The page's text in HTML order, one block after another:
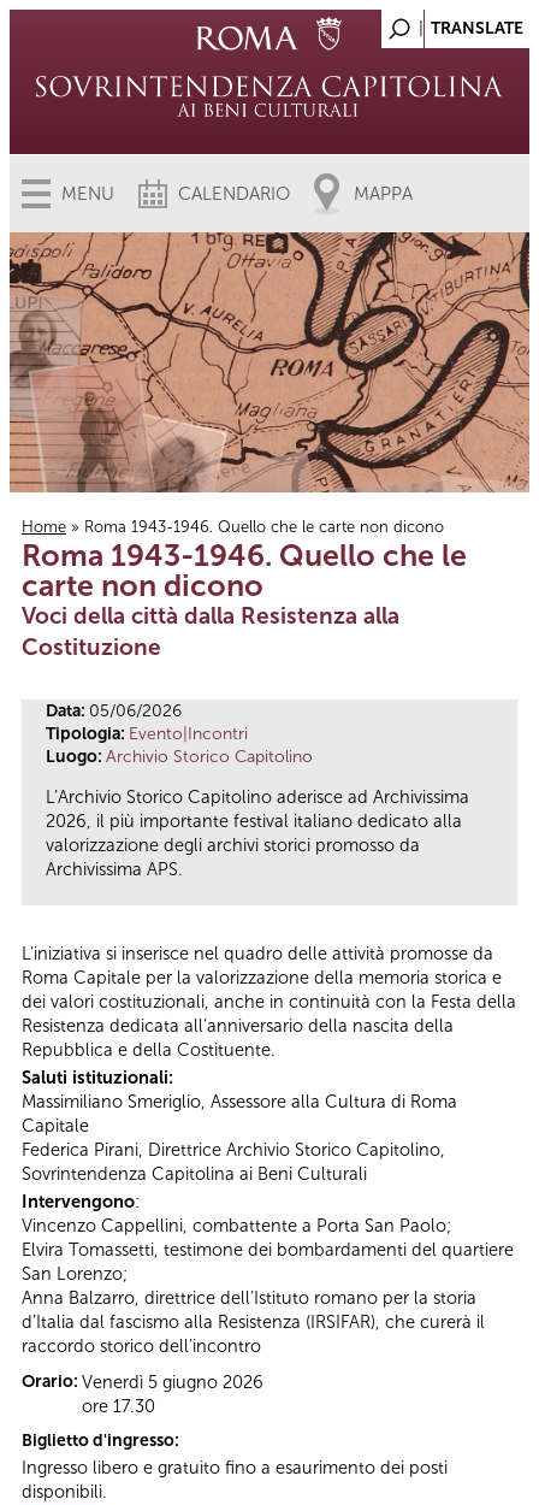
MENU CALENDARIO MAPPA
Tu sei qui
Home » Roma 1943-1946. Quello che le carte non dicono
Roma 1943-1946. Quello che le
carte non dicono
Voci della città dalla Resistenza alla
Costituzione
Data: 05/06/2026
Tipologia: Evento|Incontri
Luogo: Archivio Storico Capitolino
L’Archivio Storico Capitolino aderisce ad Archivissima
2026, il più importante festival italiano dedicato alla
valorizzazione degli archivi storici promosso da
Archivissima APS.
L’iniziativa si inserisce nel quadro delle attività promosse da
Roma Capitale per la valorizzazione della memoria storica e
dei valori costituzionali, anche in continuità con la Festa della
Resistenza dedicata all’anniversario della nascita della
Repubblica e della Costituente.
Saluti istituzionali:
Massimiliano Smeriglio, Assessore alla Cultura di Roma
Capitale
Federica Pirani, Direttrice Archivio Storico Capitolino,
Sovrintendenza Capitolina ai Beni Culturali
Intervengono:
Vincenzo Cappellini, combattente a Porta San Paolo;
Elvira Tomassetti, testimone dei bombardamenti del quartiere
San Lorenzo;
Anna Balzarro, direttrice dell’Istituto romano per la storia
d’Italia dal fascismo alla Resistenza (IRSIFAR), che curerà il
raccordo storico dell’incontro
Orario: Venerdì 5 giugno 2026
ore 17.30
Biglietto d'ingresso:
Ingresso libero e gratuito fino a esaurimento dei posti
disponibili.